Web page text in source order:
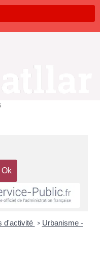
d'activité > Urbanisme -